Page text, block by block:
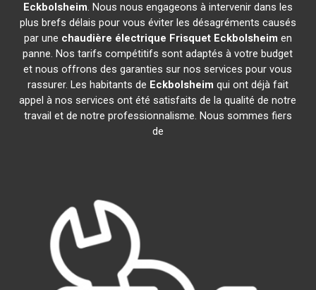
Eckbolsheim. Nous nous engageons à intervenir dans les
plus brefs délais pour vous éviter les désagréments causés
par une chaudière électrique Frisquet Eckbolsheim en
panne. Nos tarifs compétitifs sont adaptés à votre budget
et nous offrons des garanties sur nos services pour vous
rassurer. Les habitants de Eckbolsheim qui ont déjà fait
appel à nos services ont été satisfaits de la qualité de notre
travail et de notre professionnalisme. Nous sommes fiers
de